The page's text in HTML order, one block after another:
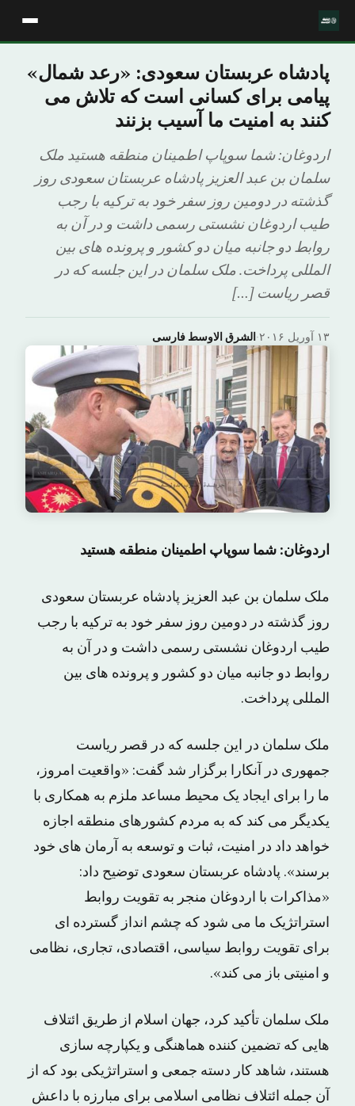
پادشاه عربستان سعودی: «رعد شمال»
پیامی برای کسانی است که تلاش می
کنند به امنیت ما آسیب بزنند
اردوغان: شما سوپاپ اطمینان منطقه هستید ملک
سلمان بن عبد العزیز پادشاه عربستان سعودی روز
گذشته در دومین روز سفر خود به ترکیه با رجب
طیب اردوغان نشستی رسمی داشت و در آن به
روابط دو جانبه میان دو کشور و پرونده های بین
المللی پرداخت. ملک سلمان در این جلسه که در
قصر ریاست […]
الشرق الاوسط فارسی· ۱۳ آوریل ۲۰۱۶
اردوغان: شما سوپاپ اطمینان منطقه هستید
ملک سلمان بن عبد العزیز پادشاه عربستان سعودی
روز گذشته در دومین روز سفر خود به ترکیه با رجب
طیب اردوغان نشستی رسمی داشت و در آن به
روابط دو جانبه میان دو کشور و پرونده های بین
المللی پرداخت.
ملک سلمان در این جلسه که در قصر ریاست
جمهوری در آنکارا برگزار شد گفت: «واقعیت امروز،
ما را برای ایجاد یک محیط مساعد ملزم به همکاری با
یکدیگر می کند که به مردم کشورهای منطقه اجازه
خواهد داد در امنیت، ثبات و توسعه به آرمان های خود
برسند». پادشاه عربستان سعودی توضیح داد:
«مذاکرات با اردوغان منجر به تقویت روابط
استراتژیک ما می شود که چشم انداز گسترده ای
برای تقویت روابط سیاسی، اقتصادی، تجاری، نظامی
و امنیتی باز می کند».
ملک سلمان تأکید کرد، جهان اسلام از طریق ائتلاف
هایی که تضمین کننده هماهنگی و یکپارچه سازی
هستند، شاهد کار دسته جمعی و استراتژیکی بود که از
آن جمله ائتلاف نظامی اسلامی برای مبارزه با داعش